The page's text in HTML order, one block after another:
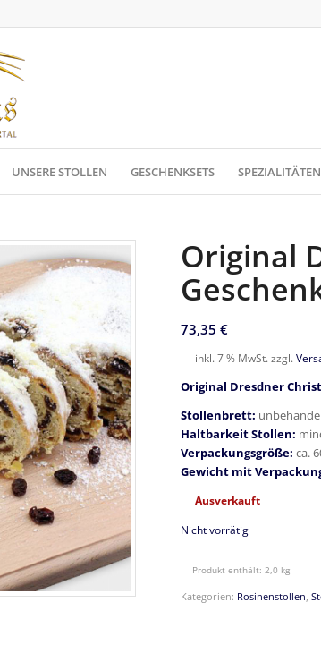
UNSERE STOLLEN GESCHENKSETS SPEZIALITÄTEN
Original
73,35€
inkl. 7 % MwSt. zzgl.
Original Dresdner
Stollenbrett:
Haltbarkeit Stollen:
Verpackungsgröße:ca.
Gewicht mit
Ausverkauft
Nicht vorrätig
Produkt enthält: 2,0 kg
Kategorien: Rosinenstollen,